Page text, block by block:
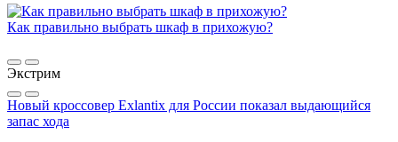
Как правильно выбрать шкаф в прихожую?
Экстрим
Новый кроссовер Exlantix для России показал выдающийся
запас хода